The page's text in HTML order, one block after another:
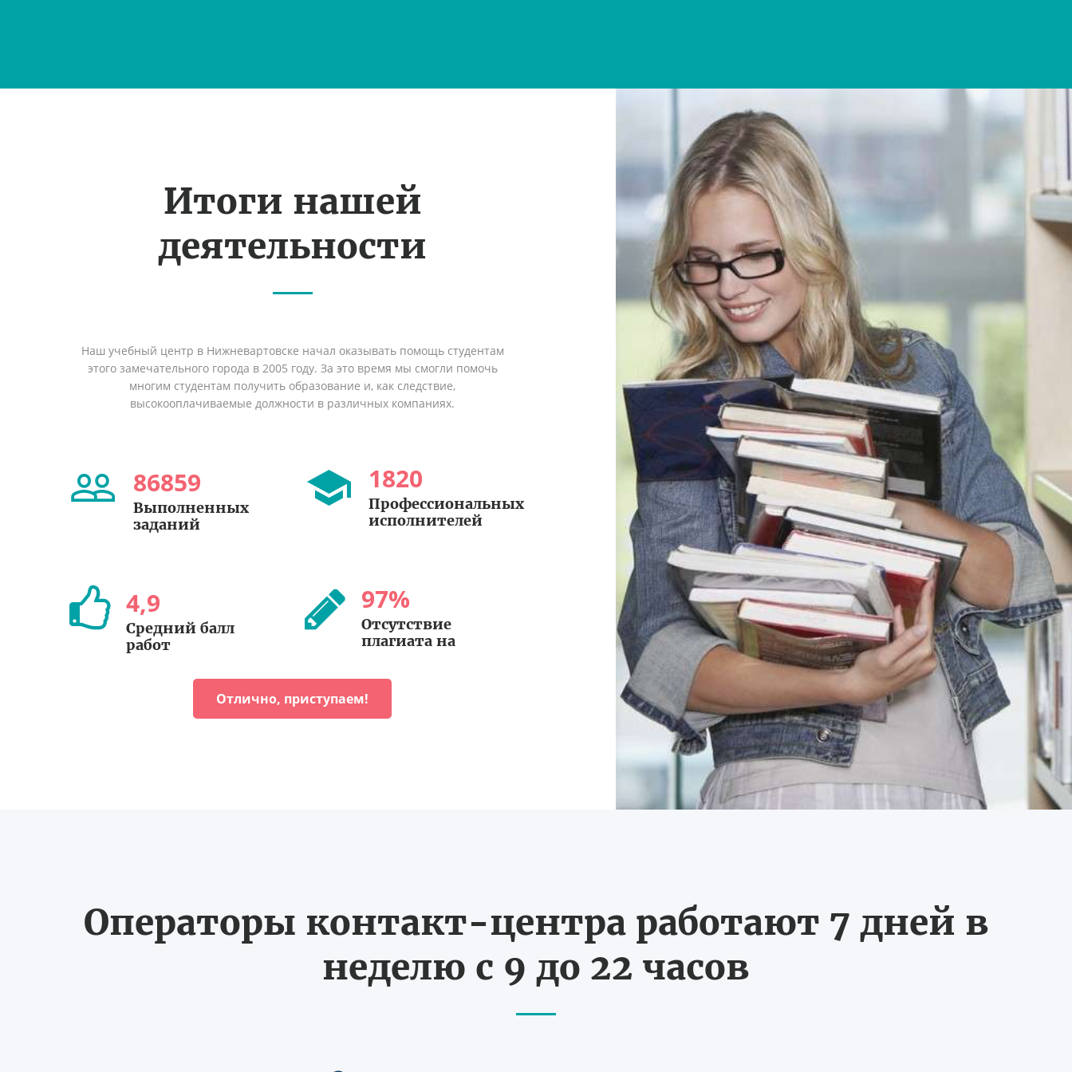
Итоги нашей
деятельности
Наш учебный центр в Нижневартовске начал оказывать помощь студентам
этого замечательного города в 2005 году. За это время мы смогли помочь
многим студентам получить образование и, как следствие,
высокооплачиваемые должности в различных компаниях.
86859
Выполненных
заданий
1820
Профессиональных
исполнителей
4,9
Средний балл
работ
97%
Отсутствие
плагиата на
Отлично, приступаем!
Операторы контакт-центра работают 7 дней в
неделю с 9 до 22 часов